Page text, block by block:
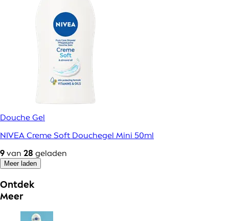
Douche Gel
NIVEA Creme Soft Douchegel Mini 50ml
9 van 28 geladen
Meer laden
Ontdek
Meer